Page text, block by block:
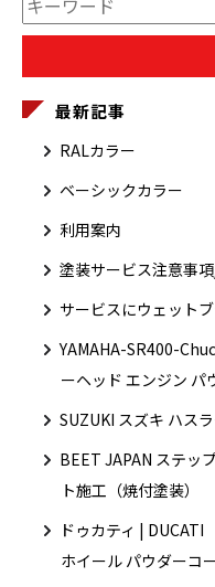
最新記事
RALカラー
ベーシックカラー
利用案内
塗装サービス注意事
サービスにウェット
YAMAHA-SR400-
ーヘッド エンジン パ
SUZUKI スズキ ハス
BEET JAPAN ステッ
ト施工（焼付塗装）
ドゥカティ |
ホイール パウダーコ